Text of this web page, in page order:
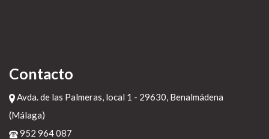
Contacto
Avda. de las Palmeras, local 1 - 29630, Benalmádena
(Málaga)
952 964 087